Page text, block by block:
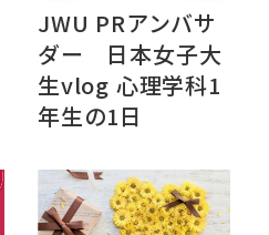
JWU PRアンバサ
ダー 日本女子大
生vlog 心理学科1
年生の1日